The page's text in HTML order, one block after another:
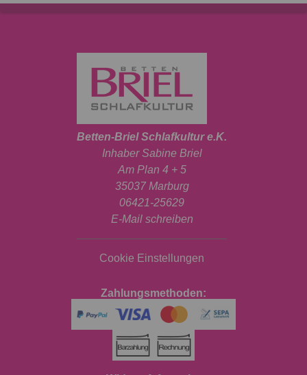
Betten-Briel Schlafkultur e.K.
Inhaber Sabine Briel
Am Plan 4 + 5
35037 Marburg
06421-25629
E-Mail schreiben
Cookie Einstellungen
Zahlungsmethoden: